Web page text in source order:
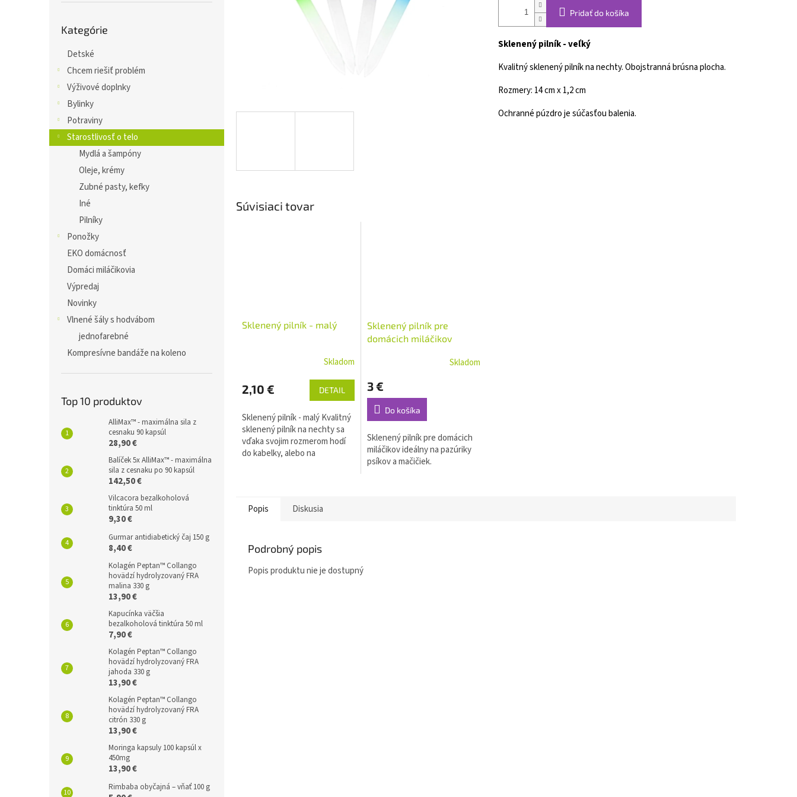
kategórie
Kategórie
Detské
Chcem riešiť problém
Výživové doplnky
Bylinky
Potraviny
Starostlivosť o telo
Mydlá a šampóny
Oleje, krémy
Zubné pasty, kefky
Iné
Pilníky
Ponožky
EKO domácnosť
Domáci miláčikovia
Výpredaj
Novinky
Vlnené šály s hodvábom
jednofarebné
Kompresívne bandáže na koleno
Top 10 produktov
AlliMax™ - maximálna sila z
cesnaku 90 kapsúl
28,90 €
Balíček 5x AlliMax™ - maximálna
sila z cesnaku po 90 kapsúl
142,50 €
Vilcacora bezalkoholová
tinktúra 50 ml
9,30 €
Gurmar antidiabetický čaj 150 g
8,40 €
Kolagén Peptan™ Collango
hovädzí hydrolyzovaný FRA
malina 330 g
13,90 €
Kapucínka väčšia
bezalkoholová tinktúra 50 ml
7,90 €
Kolagén Peptan™ Collango
hovädzí hydrolyzovaný FRA
jahoda 330 g
13,90 €
Kolagén Peptan™ Collango
hovädzí hydrolyzovaný FRA
citrón 330 g
13,90 €
Moringa kapsuly 100 kapsúl x
450mg
13,90 €
Rimbaba obyčajná – vňať 100 g
Pridať do košíka
Sklenený pilník - veľký
Kvalitný sklenený pilník na nechty. Obojstranná brúsna plocha.
Rozmery: 14 cm x 1,2 cm
Ochranné púzdro je súčasťou balenia.
Súvisiaci tovar
Sklenený pilník - malý
Skladom
2,10 € DETAIL
Sklenený pilník - malý Kvalitný
sklenený pilník na nechty sa
vďaka svojim rozmerom hodí
do kabelky, alebo na
Sklenený pilník pre
domácich miláčikov
Skladom
3 €
Do košíka
Sklenený pilník pre domácich
miláčikov ideálny na pazúriky
psíkov a mačičiek.
Popis Diskusia
Podrobný popis
Popis produktu nie je dostupný